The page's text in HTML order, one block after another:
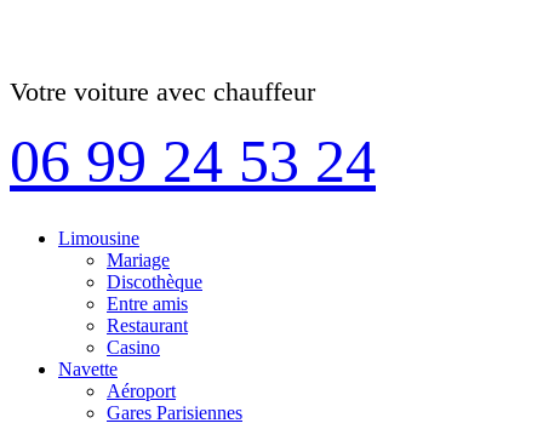
Votre voiture avec chauffeur
06 99 24 53 24
Limousine
Mariage
Discothèque
Entre amis
Restaurant
Casino
Navette
Aéroport
Gares Parisiennes